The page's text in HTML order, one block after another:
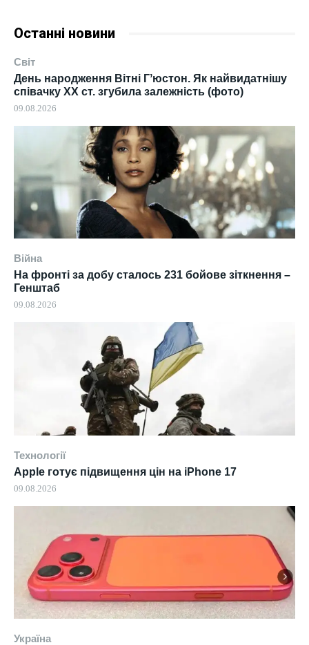
Останні новини
Світ
День народження Вітні Гʼюстон. Як найвидатнішу
співачку ХХ ст. згубила залежність (фото)
09.08.2026
Війна
На фронті за добу сталось 231 бойове зіткнення –
Генштаб
09.08.2026
Технології
Apple готує підвищення цін на iPhone 17
09.08.2026
Україна